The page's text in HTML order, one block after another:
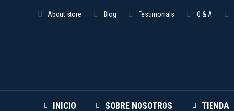
About store Blog Testimonials Q & A
INICIO SOBRE NOSOTROS TIENDA